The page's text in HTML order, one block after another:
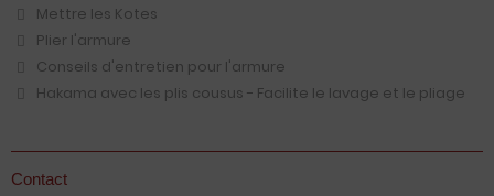
Mettre les Kotes
Plier l'armure
Conseils d'entretien pour l'armure
Hakama avec les plis cousus - Facilite le lavage et le pliage
Contact